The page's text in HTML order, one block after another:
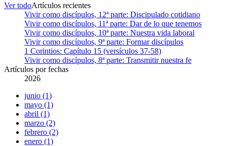
Ver todoArtículos recientes
Vivir como discípulos, 12ª parte: Discipulado cotidiano
Vivir como discípulos, 11ª parte: Dar de lo que tenemos
Vivir como discípulos, 10ª parte: Nuestra vida laboral
Vivir como discípulos, 9ª parte: Formar discípulos
1 Corintios: Capítulo 15 (versículos 37-58)
Vivir como discípulos, 8ª parte: Transmitir nuestra fe
Artículos por fechas
2026
junio (1)
mayo (1)
abril (1)
marzo (2)
febrero (2)
enero (1)